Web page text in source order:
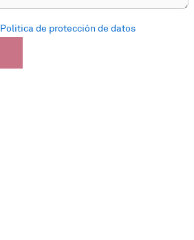
Politica de protección de datos